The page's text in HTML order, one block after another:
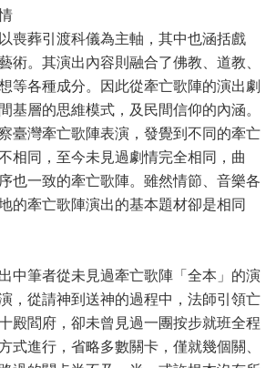
喪葬引渡科儀為主軸，其中也涵括戲
術。其演出內容則融合了佛教、道教、
等各種成分。因此從牽亡歌陣的演出劇
基層的思維模式，及民間信仰的內涵。
臺灣牽亡歌陣表演，發覺到不同的牽亡
相同，至今未見過劇情完全相同，曲
也一致的牽亡歌陣。雖然情節、音樂各
的牽亡歌陣演出的基本題材卻是相同
中筆者從未見過牽亡歌陣「全本」的演
，從請神到送神的過程中，法師引領亡
殿閻府，卻未曾見過一團按步就班全程
式進行，省略多數關卡，僅就幾個關、